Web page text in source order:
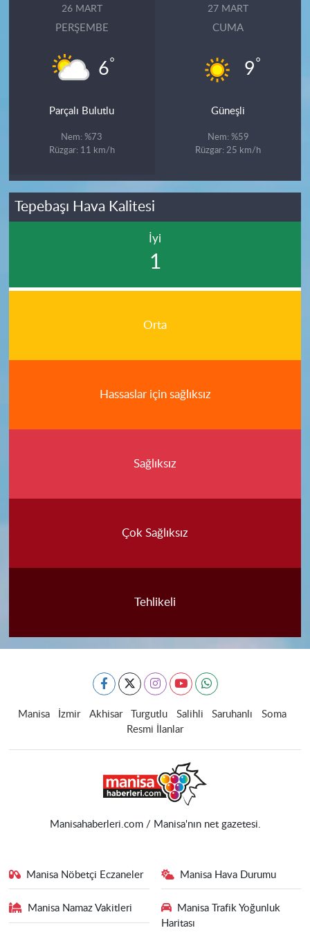
26 MART
PERŞEMBE
6°
Parçalı Bulutlu
Nem: %73
Rüzgar: 11 km/h
27 MART
CUMA
9°
Güneşli
Nem: %59
Rüzgar: 25 km/h
Tepebaşı Hava Kalitesi
İyi
1
Orta
Hassaslar için sağlıksız
Sağlıksız
Çok Sağlıksız
Tehlikeli
Manisa İzmir Akhisar Turgutlu Salihli Saruhanlı
Soma
Resmi İlanlar
Manisahaberleri.com / Manisa'nın net gazetesi.
Manisa Nöbetçi Eczaneler Manisa Hava Durumu
Manisa Namaz Vakitleri
Manisa Trafik Yoğunluk
Haritası